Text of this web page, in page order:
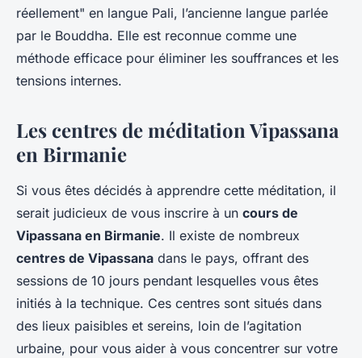
réellement" en langue Pali, l’ancienne langue parlée
par le Bouddha. Elle est reconnue comme une
méthode efficace pour éliminer les souffrances et les
tensions internes.
Les centres de méditation Vipassana
en Birmanie
Si vous êtes décidés à apprendre cette méditation, il
serait judicieux de vous inscrire à un cours de
Vipassana en Birmanie. Il existe de nombreux
centres de Vipassana dans le pays, offrant des
sessions de 10 jours pendant lesquelles vous êtes
initiés à la technique. Ces centres sont situés dans
des lieux paisibles et sereins, loin de l’agitation
urbaine, pour vous aider à vous concentrer sur votre